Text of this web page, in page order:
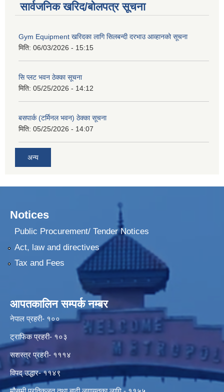
सार्वजनिक खरिद/बोलपत्र सूचना
Gym Equipment खरिदका लागि सिलबन्दी दरभाउ आव्हानको सूचना
मिति: 06/03/2026 - 15:15
सि प्लट भवन ठेक्का सूचना
मिति: 05/25/2026 - 14:12
बसपार्क (टर्मिनल भवन) ठेक्का सूचना
मिति: 05/25/2026 - 14:07
अन्य
Notices
Public Procurement/ Tender Notices
Act, law and directives
Tax and Fees
आपतकालिन सम्पर्क नम्बर
नेपाल प्रहरी- १००
ट्राफिक प्रहरी- १०३
सशस्त्र प्रहरी- १११४
विपद् उद्धार- ११४९